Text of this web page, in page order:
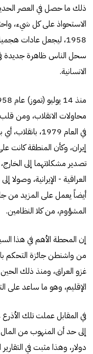
ذلك ما حصل في العصر
الاستحواذ على كل شيء،
1958، ليجعل عادات
سحل الناس ظاهرة جديدة
الانسانية.
محاولات الانقلاب، ومن
في العام 1979،
إيران، وكأن المنطقة كانت
تصدير مشكلاتهما إلى
العراقية - الإيرانية،
أيضاً يعمل على المزيد من
المشؤوم، من كلا النظامين.
من واشنطن جائزة التحكم
غزو العراق، ومنذ ذلك
الإقليم، وهو ما ساعد على
في المقابل عملت تلك
دولار، وهذا مثبت في